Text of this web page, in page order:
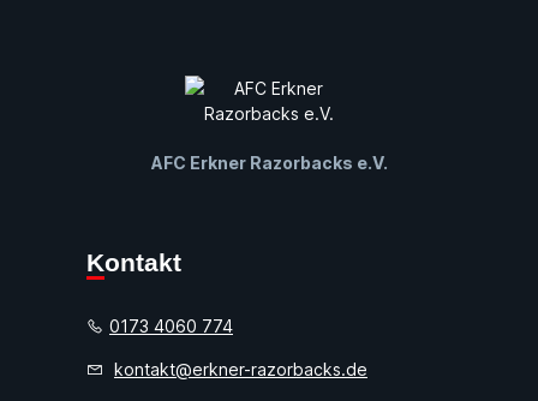
AFC Erkner Razorbacks e.V.
Kontakt
0173 4060 774
kontakt@erkner-razorbacks.de